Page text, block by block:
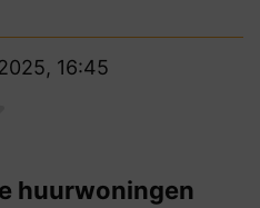
16:45
huurwoningen